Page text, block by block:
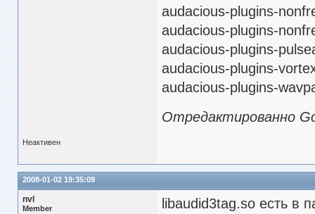
audacious-plugins-
audacious-plugins-
audacious-plugins-
audacious-
audacious-plugins-
Отредактированно
Неактивен
2008-01-02 19:35:09
nvl
Member
libaudid3tag.so есть в